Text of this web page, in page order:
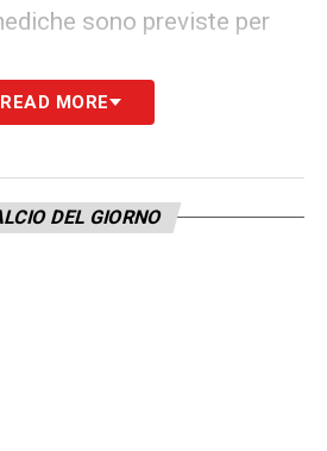
sono previste per
arrivato nelle
per il Napoli di
READ MORE
DEL GIORNO